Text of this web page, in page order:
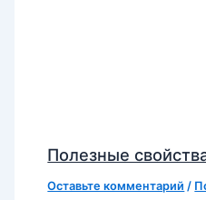
Полезные
Оставьте комментарий /